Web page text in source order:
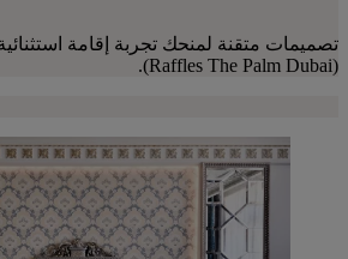
تصميمات متقنة لمنحك تجربة إقامة
(Raffles The Palm Dubai).